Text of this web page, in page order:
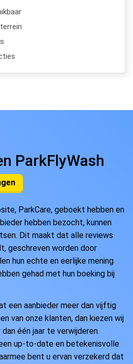
ParkFlyWash
ParkCare, geboekt hebben en
hebben bezocht, kunnen
Dit maakt dat alle reviews
geschreven worden door
hun echte en eerlijke mening
gehad met hun boeking bij
een aanbieder meer dan vijftig
van onze klanten, dan kiezen wij
één jaar te verwijderen.
up-to-date en betekenisvolle
bent u ervan verzekerd dat